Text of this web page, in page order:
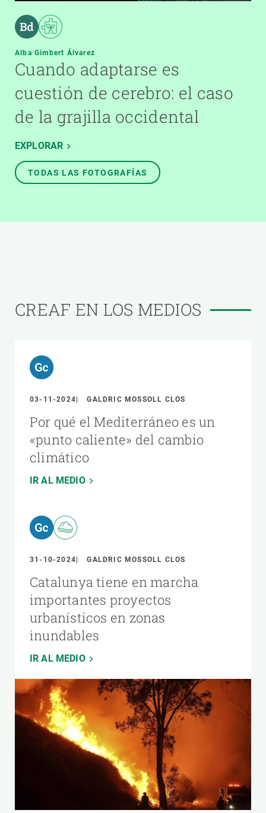
Alba Gimbert Álvarez
Cuando adaptarse es
cuestión de cerebro: el caso
de la grajilla occidental
EXPLORAR
TODAS LAS FOTOGRAFÍAS
CREAF EN LOS MEDIOS
03-11-2024 GALDRIC MOSSOLL CLOS
Por qué el Mediterráneo es un
«punto caliente» del cambio
climático
IR AL MEDIO
31-10-2024 GALDRIC MOSSOLL CLOS
Catalunya tiene en marcha
importantes proyectos
urbanísticos en zonas
inundables
IR AL MEDIO